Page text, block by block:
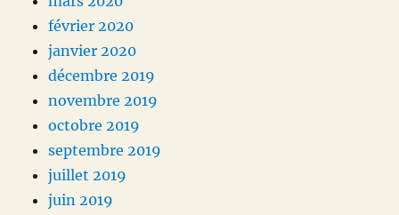
février 2020
janvier 2020
décembre 2019
novembre 2019
octobre 2019
septembre 2019
juillet 2019
juin 2019